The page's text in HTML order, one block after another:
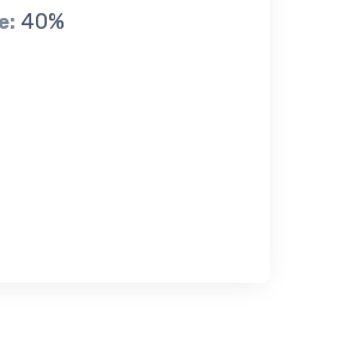
40%